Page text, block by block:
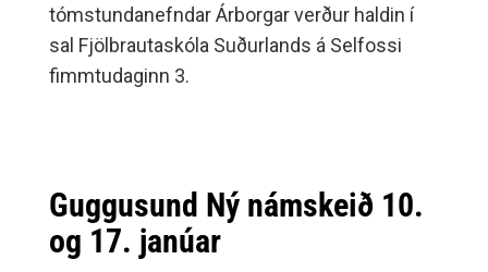
tómstundanefndar Árborgar verður haldin í
sal Fjölbrautaskóla Suðurlands á Selfossi
fimmtudaginn 3.
Guggusund Ný námskeið 10.
og 17. janúar